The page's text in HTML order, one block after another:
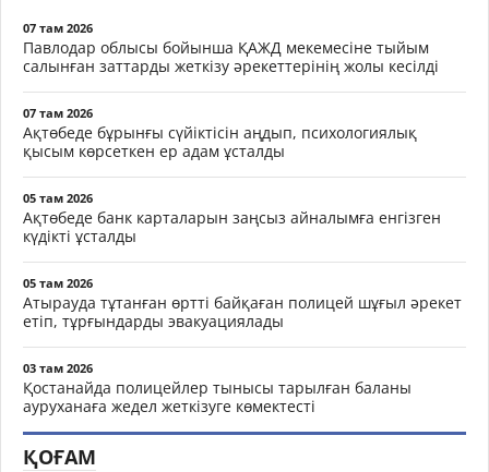
07 там 2026
Павлодар облысы бойынша ҚАЖД мекемесіне тыйым
салынған заттарды жеткізу әрекеттерінің жолы кесілді
07 там 2026
Ақтөбеде бұрынғы сүйіктісін аңдып, психологиялық
қысым көрсеткен ер адам ұсталды
05 там 2026
Ақтөбеде банк карталарын заңсыз айналымға енгізген
күдікті ұсталды
05 там 2026
Атырауда тұтанған өртті байқаған полицей шұғыл әрекет
етіп, тұрғындарды эвакуациялады
03 там 2026
Қостанайда полицейлер тынысы тарылған баланы
ауруханаға жедел жеткізуге көмектесті
ҚОҒАМ